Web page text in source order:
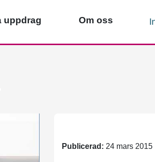
uppdrag Om oss
Publicerad: 24 mars 2015